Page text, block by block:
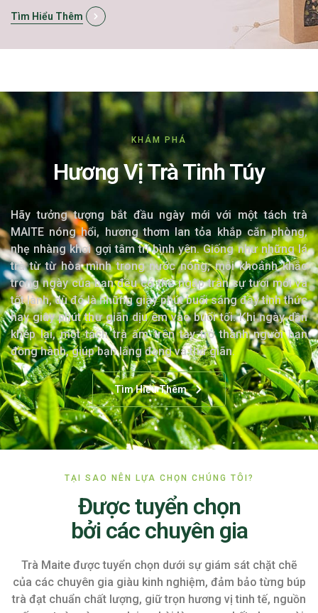
Tìm Hiểu Thêm
KHÁM PHÁ
Hương Vị Trà Tinh Túy
Hãy tưởng tượng bắt đầu ngày mới với một tách trà
MAITE nóng hổi, hương thơm lan tỏa khắp căn phòng,
nhẹ nhàng khơi gợi tâm trí bình yên. Giống như những lá
trà từ từ hòa mình trong nước nóng, mỗi khoảnh khắc
trong ngày của bạn đều có thể ngập tràn sự tươi mới và
tốt lành, dù đó là những giây phút buổi sáng đầy tỉnh thức
hay giây phút thư giãn dịu êm vào buổi tối. Khi ngày dần
khép lại, một tách trà ấm trên tay trở thành người bạn
đồng hành, giúp bạn lắng đọng và thư giãn.
Tìm Hiểu Thêm
TẠI SAO NÊN LỰA CHỌN CHÚNG TÔI?
Được tuyển chọn
bởi các chuyên gia
Trà Maite được tuyển chọn dưới sự giám sát chặt chẽ
của các chuyên gia giàu kinh nghiệm, đảm bảo từng búp
trà đạt chuẩn chất lượng, giữ trọn hương vị tinh tế, nguồn